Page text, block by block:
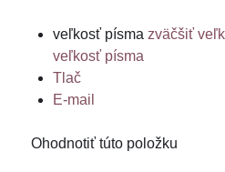
veľkosť písma zväčšiť
veľkosť písma
Tlač
E-mail
Ohodnotiť túto položku